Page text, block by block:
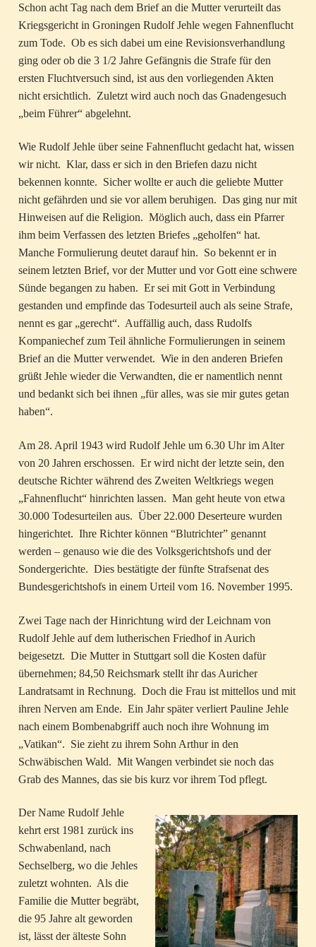
Schon acht Tag nach dem Brief an die Mutter verurteilt das
Kriegsgericht in Groningen Rudolf Jehle wegen Fahnenflucht
zum Tode. Ob es sich dabei um eine Revisionsverhandlung
ging oder ob die 3 1/2 Jahre Gefängnis die Strafe für den
ersten Fluchtversuch sind, ist aus den vorliegenden Akten
nicht ersichtlich. Zuletzt wird auch noch das Gnadengesuch
„beim Führer“ abgelehnt.
Wie Rudolf Jehle über seine Fahnenflucht gedacht hat, wissen
wir nicht. Klar, dass er sich in den Briefen dazu nicht
bekennen konnte. Sicher wollte er auch die geliebte Mutter
nicht gefährden und sie vor allem beruhigen. Das ging nur mit
Hinweisen auf die Religion. Möglich auch, dass ein Pfarrer
ihm beim Verfassen des letzten Briefes „geholfen“ hat.
Manche Formulierung deutet darauf hin. So bekennt er in
seinem letzten Brief, vor der Mutter und vor Gott eine schwere
Sünde begangen zu haben. Er sei mit Gott in Verbindung
gestanden und empfinde das Todesurteil auch als seine Strafe,
nennt es gar „gerecht“. Auffällig auch, dass Rudolfs
Kompaniechef zum Teil ähnliche Formulierungen in seinem
Brief an die Mutter verwendet. Wie in den anderen Briefen
grüßt Jehle wieder die Verwandten, die er namentlich nennt
und bedankt sich bei ihnen „für alles, was sie mir gutes getan
haben“.
Am 28. April 1943 wird Rudolf Jehle um 6.30 Uhr im Alter
von 20 Jahren erschossen. Er wird nicht der letzte sein, den
deutsche Richter während des Zweiten Weltkriegs wegen
„Fahnenflucht“ hinrichten lassen. Man geht heute von etwa
30.000 Todesurteilen aus. Über 22.000 Deserteure wurden
hingerichtet. Ihre Richter können “Blutrichter” genannt
werden – genauso wie die des Volksgerichtshofs und der
Sondergerichte. Dies bestätigte der fünfte Strafsenat des
Bundesgerichtshofs in einem Urteil vom 16. November 1995.
Zwei Tage nach der Hinrichtung wird der Leichnam von
Rudolf Jehle auf dem lutherischen Friedhof in Aurich
beigesetzt. Die Mutter in Stuttgart soll die Kosten dafür
übernehmen; 84,50 Reichsmark stellt ihr das Auricher
Landratsamt in Rechnung. Doch die Frau ist mittellos und mit
ihren Nerven am Ende. Ein Jahr später verliert Pauline Jehle
nach einem Bombenabgriff auch noch ihre Wohnung im
„Vatikan“. Sie zieht zu ihrem Sohn Arthur in den
Schwäbischen Wald. Mit Wangen verbindet sie noch das
Grab des Mannes, das sie bis kurz vor ihrem Tod pflegt.
Der Name Rudolf Jehle
kehrt erst 1981 zurück ins
Schwabenland, nach
Sechselberg, wo die Jehles
zuletzt wohnten. Als die
Familie die Mutter begräbt,
die 95 Jahre alt geworden
ist, lässt der älteste Sohn